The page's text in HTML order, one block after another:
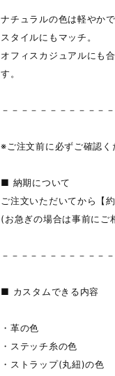
ナチュラルの色は軽やか
スタイルにもマッチ。
オフィスカジュアルにも
す。
－－－－－－－－－－－
※ご注文前に必ずご確認く
■ 納期について
ご注文いただいてから【
(お急ぎの場合は事前にご
－－－－－－－－－－－
■ カスタムできる内容
・革の色
・ステッチ糸の色
・ストラップ(丸紐)の色